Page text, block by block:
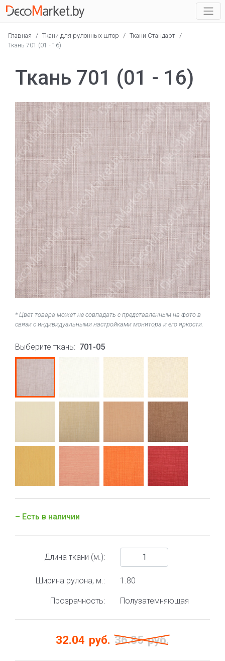
Главная / Ткани для рулонных штор / Ткани Стандарт /
Ткань 701 (01 - 16)
Ткань 701 (01 - 16)
* Цвет товара может не совпадать с представленным на фото в
связи с индивидуальными настройками монитора и его яркости.
Выберите ткань: 701-05
– Есть в наличии
Длина ткани (м.):
Ширина рулона, м.: 1.80
Прозрачность: Полузатемняющая
32.04 руб. 36.85 руб.